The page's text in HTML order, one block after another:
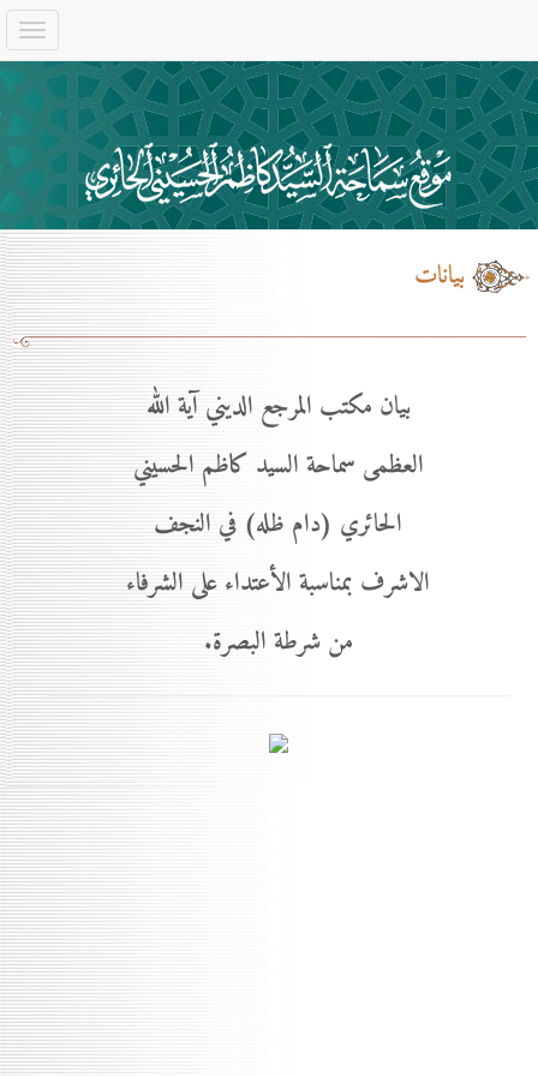
بيانات
بيان مكتب المرجع الديني آية الله
العظمى سماحة السيد كاظم الحسيني
الحائري (دام ظله) في النجف
الاشرف بمناسبة الأعتداء على الشرفاء
من شرطة البصرة.